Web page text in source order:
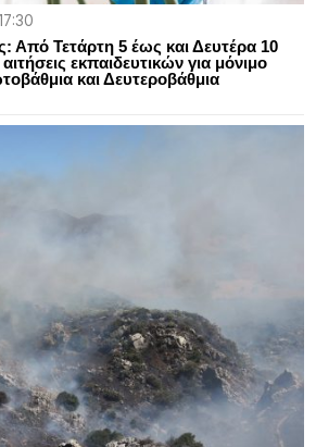
Από Τετάρτη 5 έως και Δευτέρα 10
εκπαιδευτικών για μόνιμο
και Δευτεροβάθμια